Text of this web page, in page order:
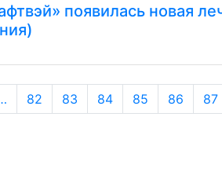
появилась новая
страница
82 83 84 85 86 87